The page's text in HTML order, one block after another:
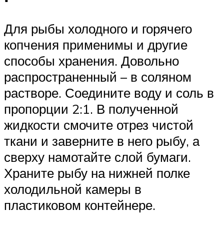
Для рыбы холодного и горячего
копчения применимы и другие
способы хранения. Довольно
распространенный – в соляном
растворе. Соедините воду и соль в
пропорции 2:1. В полученной
жидкости смочите отрез чистой
ткани и заверните в него рыбу, а
сверху намотайте слой бумаги.
Храните рыбу на нижней полке
холодильной камеры в
пластиковом контейнере.